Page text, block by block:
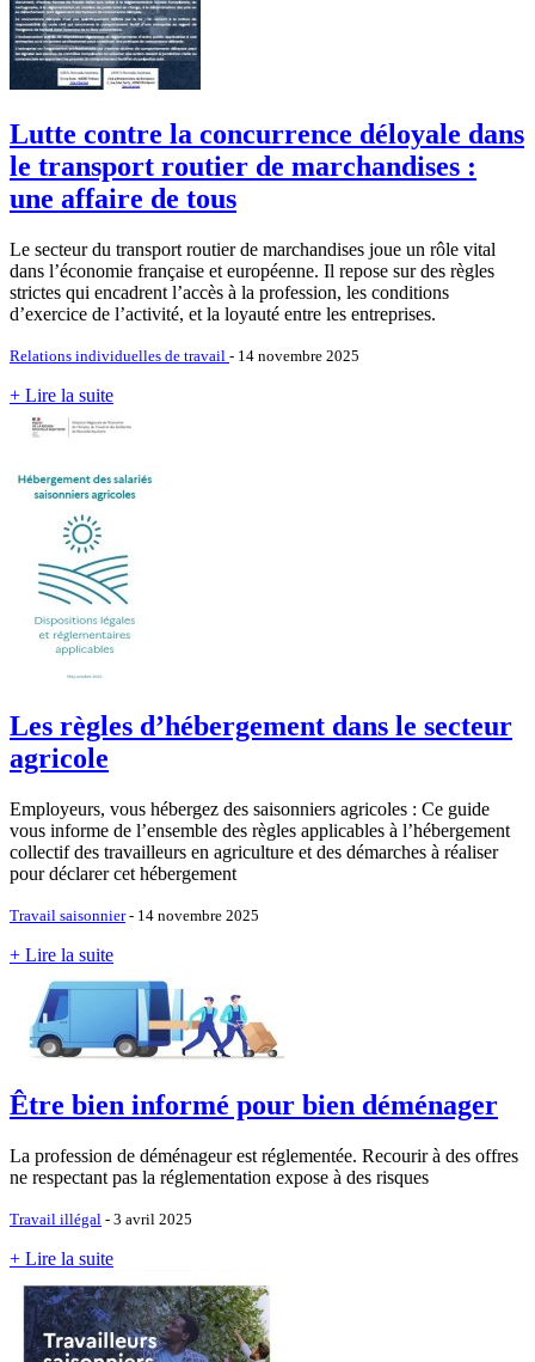
Lutte contre la concurrence déloyale dans
le transport routier de marchandises :
une affaire de tous
Le secteur du transport routier de marchandises joue un rôle vital
dans l’économie française et européenne. Il repose sur des règles
strictes qui encadrent l’accès à la profession, les conditions
d’exercice de l’activité, et la loyauté entre les entreprises.
Relations individuelles de travail - 14 novembre 2025
+ Lire la suite
Les règles d’hébergement dans le secteur
agricole
Employeurs, vous hébergez des saisonniers agricoles : Ce guide
vous informe de l’ensemble des règles applicables à l’hébergement
collectif des travailleurs en agriculture et des démarches à réaliser
pour déclarer cet hébergement
Travail saisonnier- 14 novembre 2025
+ Lire la suite
Être bien informé pour bien déménager
La profession de déménageur est réglementée. Recourir à des offres
ne respectant pas la réglementation expose à des risques
Travail illégal - 3 avril 2025
+ Lire la suite